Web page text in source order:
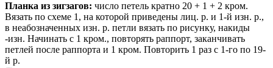
Планка из зигзагов: число петель кратно 20 + 1 + 2 кром.
Вязать по схеме 1, на которой приведены лиц. р. и 1-й изн. р.,
в неабозначенных изн. р. петли вязать по рисунку, накиды
-изн. Начинать с 1 кром., повторять раппорт, заканчивать
петлей после раппорта и 1 кром. Повторить 1 раз с 1-го по 19-
й р.